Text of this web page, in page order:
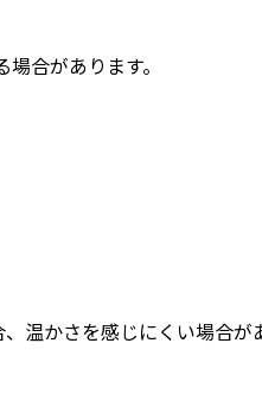
合があります。
温かさを感じにくい場合が